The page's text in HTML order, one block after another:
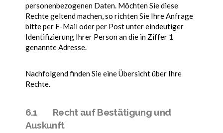
personenbezogenen Daten. Möchten Sie diese
Rechte geltend machen, so richten Sie Ihre Anfrage
bitte per E-Mail oder per Post unter eindeutiger
Identifizierung Ihrer Person an die in Ziffer 1
genannte Adresse.
Nachfolgend finden Sie eine Übersicht über Ihre
Rechte.
6.1 Recht auf Bestätigung und
Auskunft